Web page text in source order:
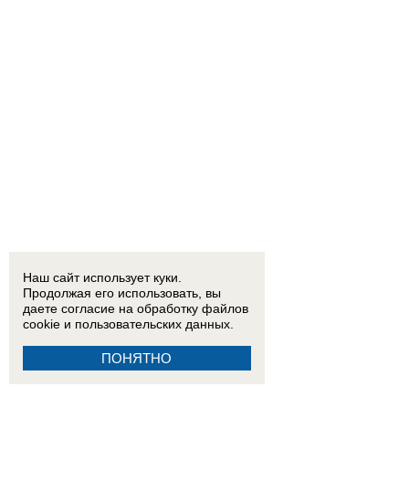
Наш сайт использует куки.
Продолжая его использовать, вы
даете согласие на обработку файлов
cookie и пользовательских данных.
ПОНЯТНО